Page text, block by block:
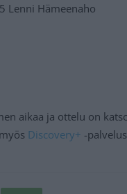
Lenni Hämeenaho
aikaa ja ottelu on
Discovery+ -